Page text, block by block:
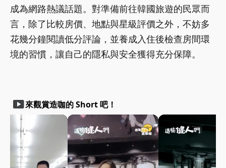
成為網路熱議話題。對準備前往韓國旅遊的民眾而
言，除了比較房價、地點與星級評價之外，不妨多
花幾分鐘閱讀低分評論，並養成入住後檢查房間環
境的習慣，讓自己的隱私與安全獲得充分保障。
smart_display來觀賞造咖的 Short 吧！